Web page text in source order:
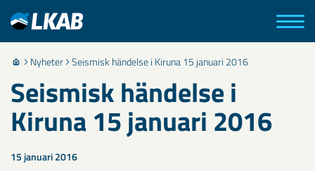
Nyheter Seismisk händelse i Kiruna 15 januari 2016
Seismisk händelse i
Kiruna 15 januari 2016
15 januari 2016